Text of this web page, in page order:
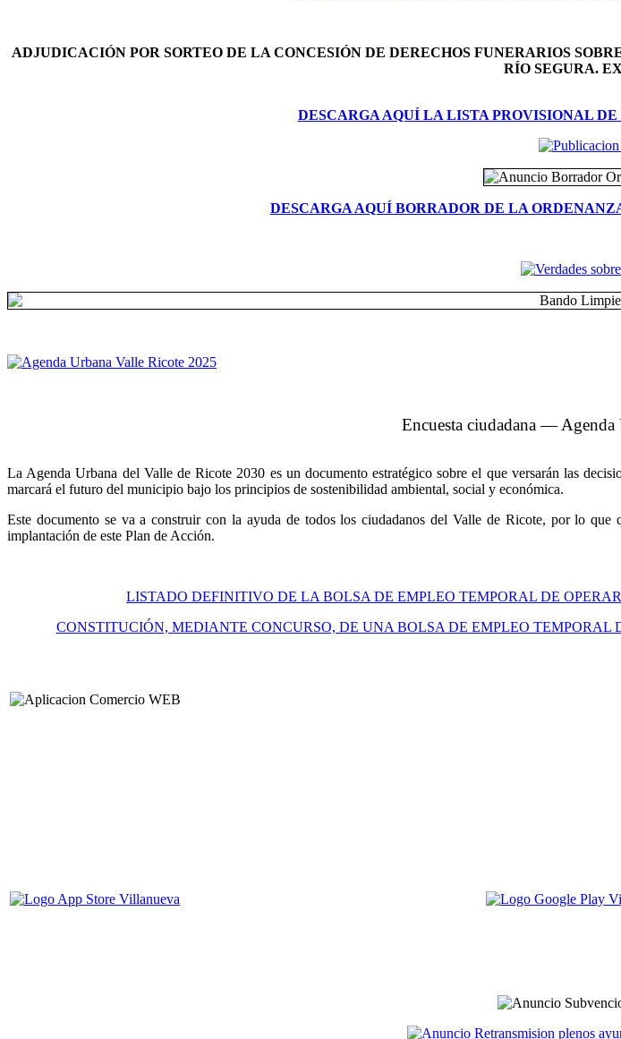
ADJUDICACIÓN POR SORTEO DE LA CONCESIÓN DE DERECHOS FUNERARIOS
RÍO SEGURA.
DESCARGA AQUÍ LA LISTA PROVISIONAL
DESCARGA AQUÍ BORRADOR DE LA
Encuesta ciudadana — Agenda
La Agenda Urbana del Valle de Ricote 2030 es un documento estratégico sobre el que versarán las
marcará el futuro del municipio bajo los principios de sostenibilidad ambiental, social y económica.
Este documento se va a construir con la ayuda de todos los ciudadanos del Valle de Ricote, por lo que
implantación de este Plan de Acción.
LISTADO DEFINITIVO DE LA BOLSA DE EMPLEO TEMPORAL DE
CONSTITUCIÓN, MEDIANTE CONCURSO, DE UNA BOLSA DE EMPLEO